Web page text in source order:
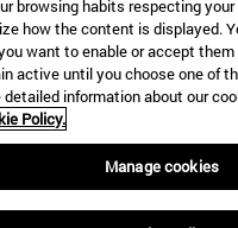
browsing habits respecting your
how the content is displayed.
want to enable or accept them
active until you choose one of
detailed information about our
Policy.
Manage cookies